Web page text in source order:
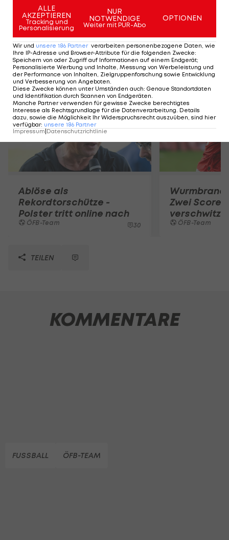
Outfit. Offiziell soll das Trikot im November
vorgestellt werden.
Mehr zum Thema
Ablöse als
Rekordtorschütze -
Polster tritt online nach
ÖFB-Team 30
Zwei Scorer
ÖFB-Team
TEILEN
KOMMENTARE
FUSSBALL ÖFB-TEAM
ALLE
AKZEPTIEREN
Tracking und
Personalisierung
NUR
NOTWENDIGE
Weiter mit PUR-Abo
OPTIONEN
Wir und unsere 186 Partner verarbeiten personenbezogene Daten, wie
Ihre IP-Adresse und Browser-Attribute für die folgenden Zwecke:
Speichern von oder Zugriff auf Informationen auf einem Endgerät;
Personalisierte Werbung und Inhalte, Messung von Werbeleistung und
der Performance von Inhalten, Zielgruppenforschung sowie Entwicklung
und Verbesserung von Angeboten.
Diese Zwecke können unter Umständen auch: Genaue Standortdaten
und Identifikation durch Scannen von Endgeräten.
Manche Partner verwenden für gewisse Zwecke berechtigtes
Interesse als Rechtsgrundlage für die Datenverarbeitung. Details
dazu, sowie die Möglichkeit Ihr Widerspruchsrecht auszuüben, sind hier
verfügbar: unsere 186 Partner
Impressum Datenschutzrichtlinie